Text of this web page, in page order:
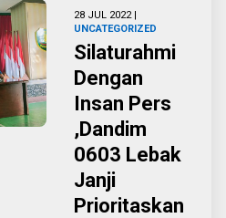
28 JUL 2022 |
UNCATEGORIZED
Silaturahmi
Dengan
Insan Pers
,Dandim
0603 Lebak
Janji
Prioritaskan